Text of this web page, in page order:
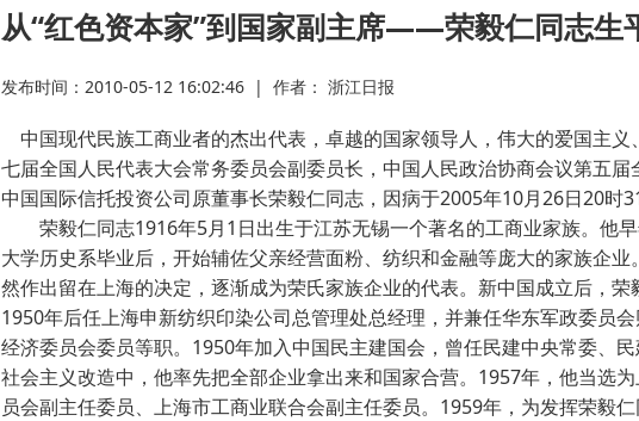
·
·
·
·
·
从“红色资本家”到国家副主席——荣毅仁同志生
发布时间：2010-05-12 16:02:46 | 作者： 浙江日报
中国现代民族工商业者的杰出代表，卓越的国家领导人，伟大的爱国主义
七届全国人民代表大会常务委员会副委员长，中国人民政治协商会议第五
中国国际信托投资公司原董事长荣毅仁同志，因病于2005年10月26日20时
荣毅仁同志1916年5月1日出生于江苏无锡一个著名的工商业家族。他
大学历史系毕业后，开始辅佐父亲经营面粉、纺织和金融等庞大的家族企
然作出留在上海的决定，逐渐成为荣氏家族企业的代表。新中国成立后，荣
1950年后任上海申新纺织印染公司总管理处总经理，并兼任华东军政委员
经济委员会委员等职。1950年加入中国民主建国会，曾任民建中央常委、
社会主义改造中，他率先把全部企业拿出来和国家合营。1957年，他当选
员会副主任委员、上海市工商业联合会副主任委员。1959年，为发挥荣毅